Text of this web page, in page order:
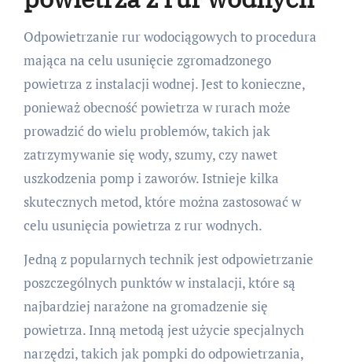
Odpowietrzanie rur wodociągowych to procedura
mająca na celu usunięcie zgromadzonego
powietrza z instalacji wodnej. Jest to konieczne,
ponieważ obecność powietrza w rurach może
prowadzić do wielu problemów, takich jak
zatrzymywanie się wody, szumy, czy nawet
uszkodzenia pomp i zaworów. Istnieje kilka
skutecznych metod, które można zastosować w
celu usunięcia powietrza z rur wodnych.
Jedną z popularnych technik jest odpowietrzanie
poszczególnych punktów w instalacji, które są
najbardziej narażone na gromadzenie się
powietrza. Inną metodą jest użycie specjalnych
narzędzi, takich jak pompki do odpowietrzania,